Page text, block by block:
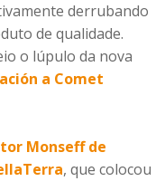
derrubando
de qualidade.
o lúpulo da nova
a Comet
Monseff de
, que colocou